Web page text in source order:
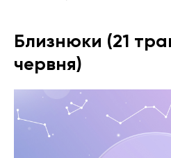
Близнюки (21
червня)